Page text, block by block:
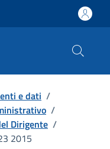
e dati /
/
Dirigente /
2015